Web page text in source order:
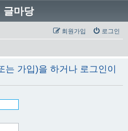
글마당
로그인
회원가입
는 가입)을 하거나 로그인이